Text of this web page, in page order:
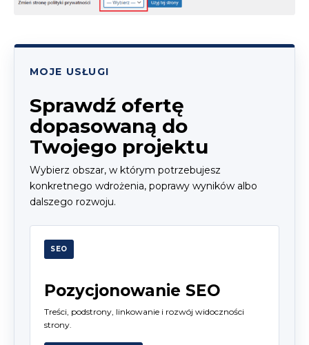
MOJE USŁUGI
Sprawdź ofertę
dopasowaną do
Twojego projektu
Wybierz obszar, w którym potrzebujesz
konkretnego wdrożenia, poprawy wyników albo
dalszego rozwoju.
SEO
Pozycjonowanie SEO
Treści, podstrony, linkowanie i rozwój widoczności
strony.